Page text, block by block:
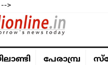
-->
പേരാമ്പ്ര